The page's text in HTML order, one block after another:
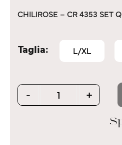
CHILIROSE – CR 4353 SET
Taglia L/XL
Quantity
- +